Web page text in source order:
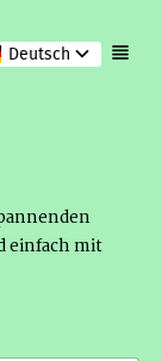
Deutsch
einfach mit